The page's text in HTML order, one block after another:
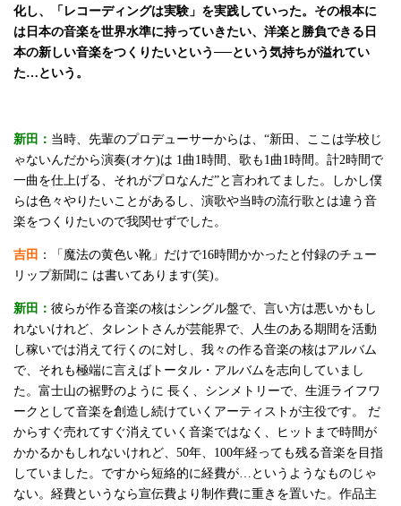
化し、「レコーディングは実験」を実践していった。その根本に
は日本の音楽を世界水準に持っていきたい、洋楽と勝負できる日
本の新しい音楽をつくりたいという──という気持ちが溢れてい
た…という。
新田： 当時、先輩のプロデューサーからは、“新田、ここは学校じ
ゃないんだから演奏(オケ)は 1曲1時間、歌も1曲1時間。計2時間で
一曲を仕上げる、それがプロなんだ”と言われてました。しかし僕
らは色々やりたいことがあるし、演歌や当時の流行歌とは違う音
楽をつくりたいので我関せずでした。
吉田 ：「魔法の黄色い靴」だけで16時間かかったと付録のチュー
リップ新聞に は書いてあります(笑)。
新田： 彼らが作る音楽の核はシングル盤で、言い方は悪いかもし
れないけれど、タレントさんが芸能界で、人生のある期間を活動
し稼いでは消えて行くのに対し、我々の作る音楽の核はアルバム
で、それも極端に言えばトータル・アルバムを志向していまし
た。富士山の裾野のように 長く、シンメトリーで、生涯ライフワ
ークとして音楽を創造し続けていくアーティストが主役です。 だ
からすぐ売れてすぐ消えていく音楽ではなく、ヒットまで時間が
かかるかもしれないけれど、50年、100年経っても残る音楽を目指
していました。ですから短絡的に経費が…というようなものじゃ
ない。経費というなら宣伝費より制作費に重きを置いた。作品主